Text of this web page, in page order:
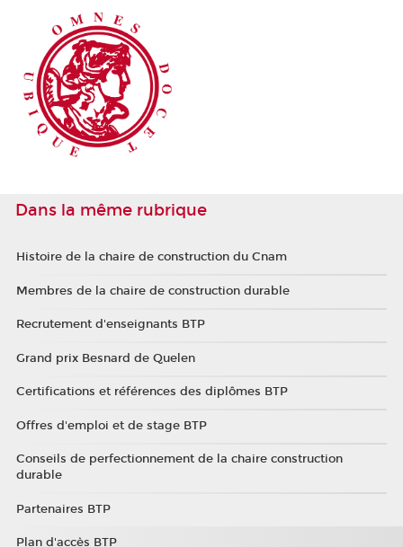
Dans la même rubrique
Histoire de la chaire de construction du Cnam
Membres de la chaire de construction durable
Recrutement d'enseignants BTP
Grand prix Besnard de Quelen
Certifications et références des diplômes BTP
Offres d'emploi et de stage BTP
Conseils de perfectionnement de la chaire construction
durable
Partenaires BTP
Plan d'accès BTP